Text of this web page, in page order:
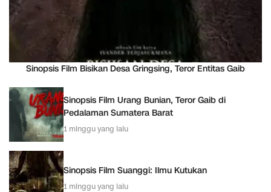
Sinopsis Film Bisikan Desa Gringsing, Teror Entitas Gaib
Sinopsis Film Urang Bunian, Teror Gaib di
Pedalaman Sumatera Barat
1 minggu yang lalu
Sinopsis Film Suanggi: Ilmu Kutukan
1 minggu yang lalu